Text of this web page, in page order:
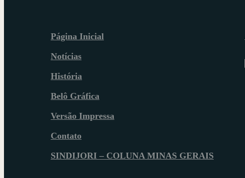
Página Inicial
Notícias
História
Belô Gráfica
Versão Impressa
Contato
SINDIJORI – COLUNA MINAS GERAIS